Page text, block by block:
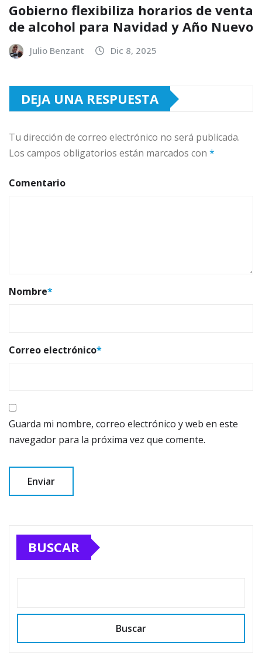
Gobierno flexibiliza horarios de venta
de alcohol para Navidad y Año Nuevo
Julio Benzant Dic 8, 2025
DEJA UNA RESPUESTA
Tu dirección de correo electrónico no será publicada.
Los campos obligatorios están marcados con *
Comentario
Nombre*
Correo electrónico*
Guarda mi nombre, correo electrónico y web en este
navegador para la próxima vez que comente.
BUSCAR
Buscar